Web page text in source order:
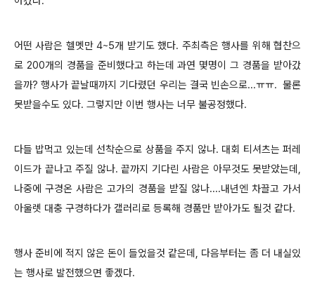
어떤 사람은 헬멧만 4~5개 받기도 했다. 주최측은 행사를 위해 협찬으
로 200개의 경품을 준비했다고 하는데 과연 몇명이 그 경품을 받아갔
을까? 행사가 끝날때까지 기다렸던 우리는 결국 빈손으로...ㅠㅠ. 물론
못받을수도 있다. 그렇지만 이번 행사는 너무 불공정했다.
다들 밥먹고 있는데 선착순으로 상품을 주지 않나. 대회 티셔츠는 퍼레
이드가 끝나고 주질 않나. 끝까지 기다린 사람은 아무것도 못받았는데,
나중에 구경온 사람은 고가의 경품을 받질 않나....내년엔 차끌고 가서
아울렛 대충 구경하다가 갤러리로 등록해 경품만 받아가도 될것 같다.
행사 준비에 적지 않은 돈이 들었을것 같은데, 다음부터는 좀 더 내실있
는 행사로 발전했으면 좋겠다.